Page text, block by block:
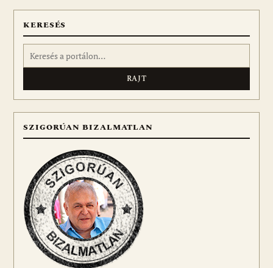
KERESÉS
Keresés:
SZIGORÚAN BIZALMATLAN